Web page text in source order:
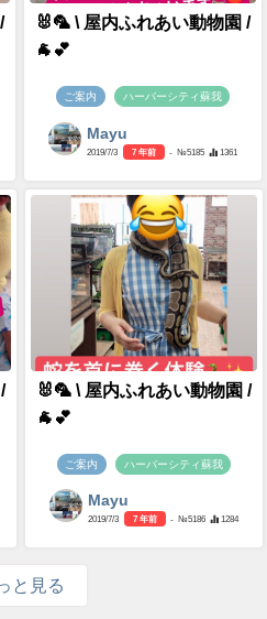
🐰🦜 \ 屋内ふれあい動物園 /
🐐💕
ご案内 ハーバーシティ蘇我
Mayu
2019/7/3 7 年前 - №5185 1361
🐰🦜 \ 屋内ふれあい動物園 /
🐐💕
ご案内 ハーバーシティ蘇我
Mayu
2019/7/3 7 年前 - №5186 1284
と見る